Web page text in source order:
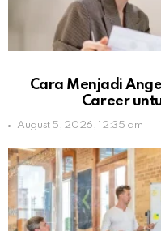
Cara Menjadi
Career
August 5, 2026, 12:35 am